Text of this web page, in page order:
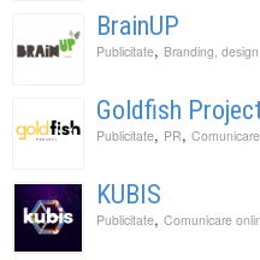
BrainUP
Publicitate, Branding,
Goldfish
Publicitate, PR,
KUBIS
Publicitate, Comunicare